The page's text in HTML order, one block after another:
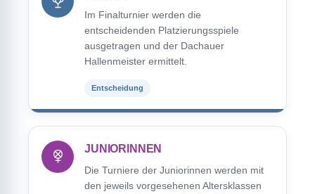
Im Finalturnier werden die
entscheidenden Platzierungsspiele
ausgetragen und der Dachauer
Hallenmeister ermittelt.
Entscheidung
JUNIORINNEN
Die Turniere der Juniorinnen werden mit
den jeweils vorgesehenen Altersklassen